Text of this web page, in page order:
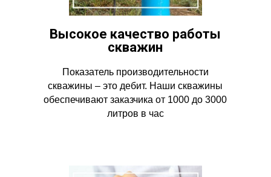
Высокое качество работы
скважин
Показатель производительности
скважины – это дебит. Наши скважины
обеспечивают заказчика от 1000 до 3000
литров в час